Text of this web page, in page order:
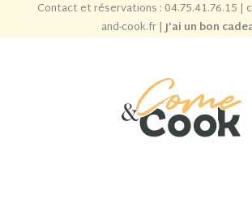
Contact et réservations : 04.75.41.76.15 |
and-cook.fr|J’ai un bon